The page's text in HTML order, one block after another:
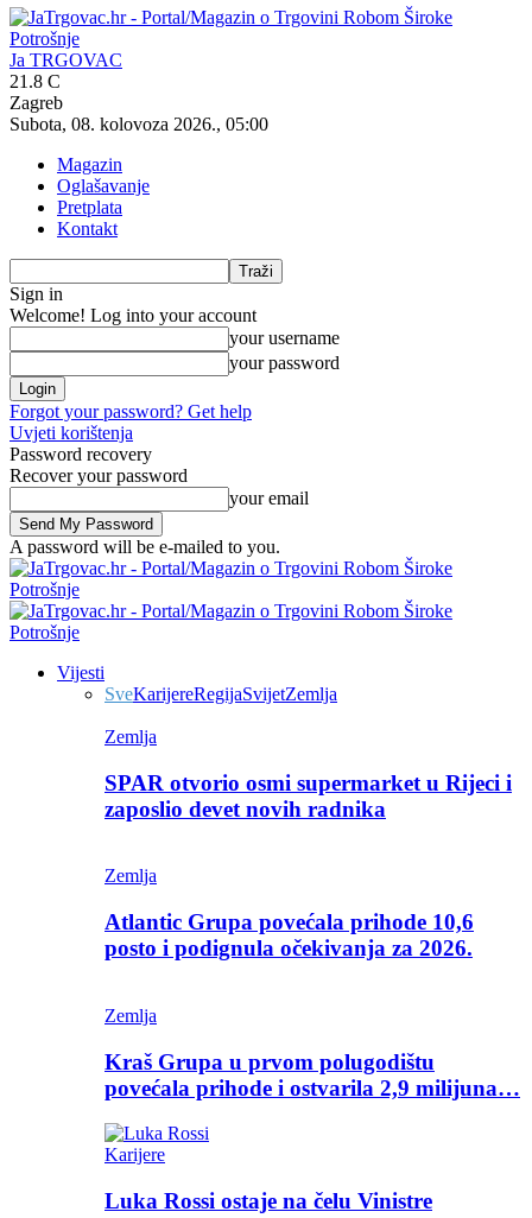
Ja TRGOVAC
21.8 C
Zagreb
Subota, 08. kolovoza 2026., 05:00
Magazin
Oglašavanje
Pretplata
Kontakt
Sign in
Welcome! Log into your account
your username
your password
Forgot your password? Get help
Uvjeti korištenja
Password recovery
Recover your password
your email
A password will be e-mailed to you.
Vijesti
SveKarijereRegijaSvijetZemlja
Zemlja
SPAR otvorio osmi supermarket u Rijeci i
zaposlio devet novih radnika
Zemlja
Atlantic Grupa povećala prihode 10,6
posto i podignula očekivanja za 2026.
Zemlja
Kraš Grupa u prvom polugodištu
povećala prihode i ostvarila 2,9 milijuna…
Karijere
Luka Rossi ostaje na čelu Vinistre